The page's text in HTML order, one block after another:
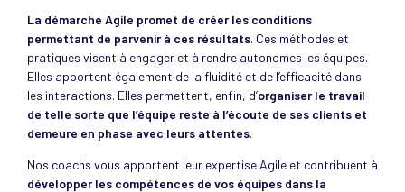
La démarche Agile promet de créer les conditions
permettant de parvenir à ces résultats. Ces méthodes et
pratiques visent à engager et à rendre autonomes les équipes.
Elles apportent également de la fluidité et de l’efficacité dans
les interactions. Elles permettent, enfin, d’organiser le travail
de telle sorte que l’équipe reste à l’écoute de ses clients et
demeure en phase avec leurs attentes.
Nos coachs vous apportent leur expertise Agile et contribuent à
développer les compétences de vos équipes dans la